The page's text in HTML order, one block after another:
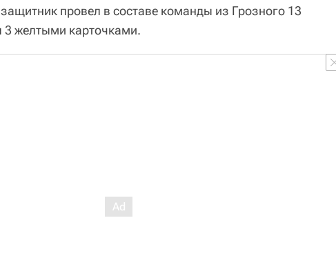
провел в составе команды из Грозного 13
3 желтыми карточками.